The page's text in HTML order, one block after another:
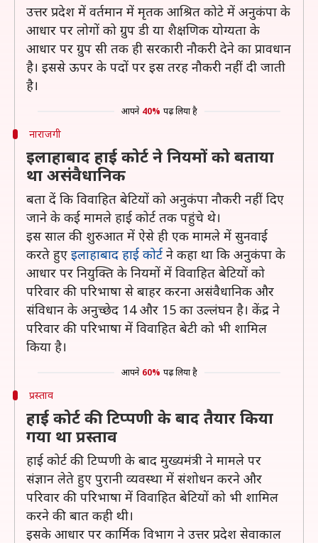
उत्तर प्रदेश में वर्तमान में मृतक आश्रित कोटे में अनुकंपा के
आधार पर लोगों को ग्रुप डी या शैक्षणिक योग्यता के
आधार पर ग्रुप सी तक ही सरकारी नौकरी देने का प्रावधान
है। इससे ऊपर के पदों पर इस तरह नौकरी नहीं दी जाती
है।
आपने 40% पढ़ लिया है
नाराजगी
इलाहाबाद हाई कोर्ट ने नियमों को बताया
था असंवैधानिक
बता दें कि विवाहित बेटियों को अनुकंपा नौकरी नहीं दिए
जाने के कई मामले हाई कोर्ट तक पहुंचे थे।
इस साल की शुरुआत में ऐसे ही एक मामले में सुनवाई
करते हुए इलाहाबाद हाई कोर्ट ने कहा था कि अनुकंपा के
आधार पर नियुक्ति के नियमों में विवाहित बेटियों को
परिवार की परिभाषा से बाहर करना असंवैधानिक और
संविधान के अनुच्छेद 14 और 15 का उल्लंघन है। केंद्र ने
परिवार की परिभाषा में विवाहित बेटी को भी शामिल
किया है।
आपने 60% पढ़ लिया है
प्रस्ताव
हाई कोर्ट की टिप्पणी के बाद तैयार किया
गया था प्रस्ताव
हाई कोर्ट की टिप्पणी के बाद मुख्यमंत्री ने मामले पर
संज्ञान लेते हुए पुरानी व्यवस्था में संशोधन करने और
परिवार की परिभाषा में विवाहित बेटियों को भी शामिल
करने की बात कही थी।
इसके आधार पर कार्मिक विभाग ने उत्तर प्रदेश सेवाकाल